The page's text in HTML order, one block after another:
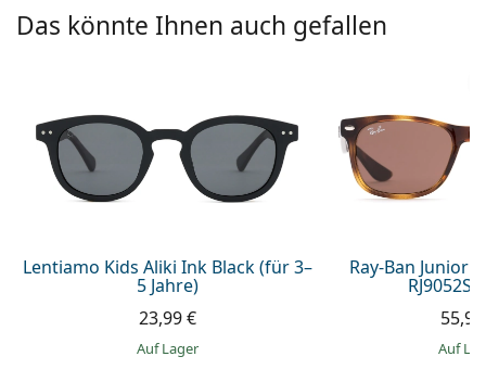
Das könnte Ihnen auch gefallen
Lentiamo Kids Aliki Ink Black (für 3–
5 Jahre)
23,99 €
auf Lager
Ray-Ban Junior
RJ9052S
auf